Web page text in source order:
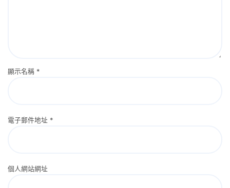
顯示名稱 *
電子郵件地址 *
個人網站網址